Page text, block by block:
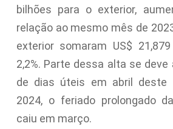
bilhões para o exterior,
relação ao mesmo mês de
exterior somaram US$
2,2%. Parte dessa alta se
de dias úteis em abril deste
2024, o feriado prolongado
caiu em março.